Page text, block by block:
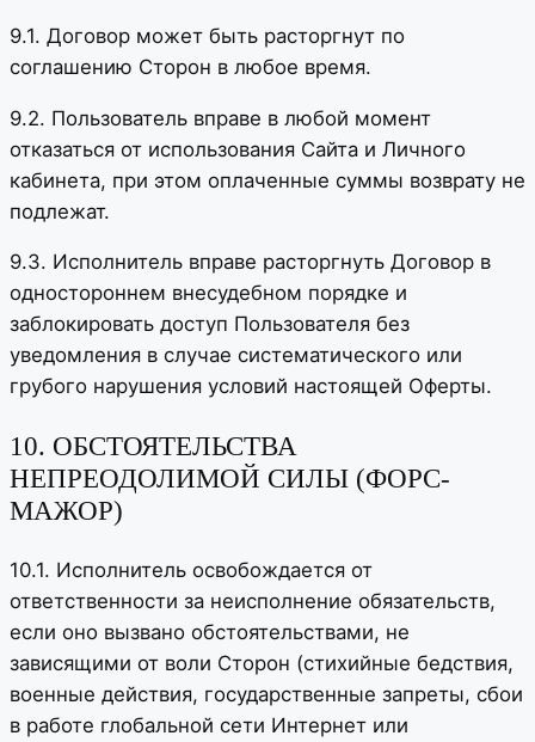
9.1. Договор может быть расторгнут по
соглашению Сторон в любое время.
9.2. Пользователь вправе в любой момент
отказаться от использования Сайта и Личного
кабинета, при этом оплаченные суммы возврату не
подлежат.
9.3. Исполнитель вправе расторгнуть Договор в
одностороннем внесудебном порядке и
заблокировать доступ Пользователя без
уведомления в случае систематического или
грубого нарушения условий настоящей Оферты.
10. ОБСТОЯТЕЛЬСТВА
НЕПРЕОДОЛИМОЙ СИЛЫ (ФОРС-
МАЖОР)
10.1. Исполнитель освобождается от
ответственности за неисполнение обязательств,
если оно вызвано обстоятельствами, не
зависящими от воли Сторон (стихийные бедствия,
военные действия, государственные запреты, сбои
в работе глобальной сети Интернет или